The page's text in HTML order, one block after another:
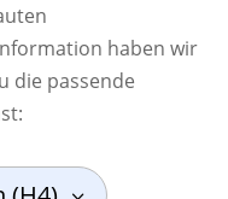
haben wir
die passende